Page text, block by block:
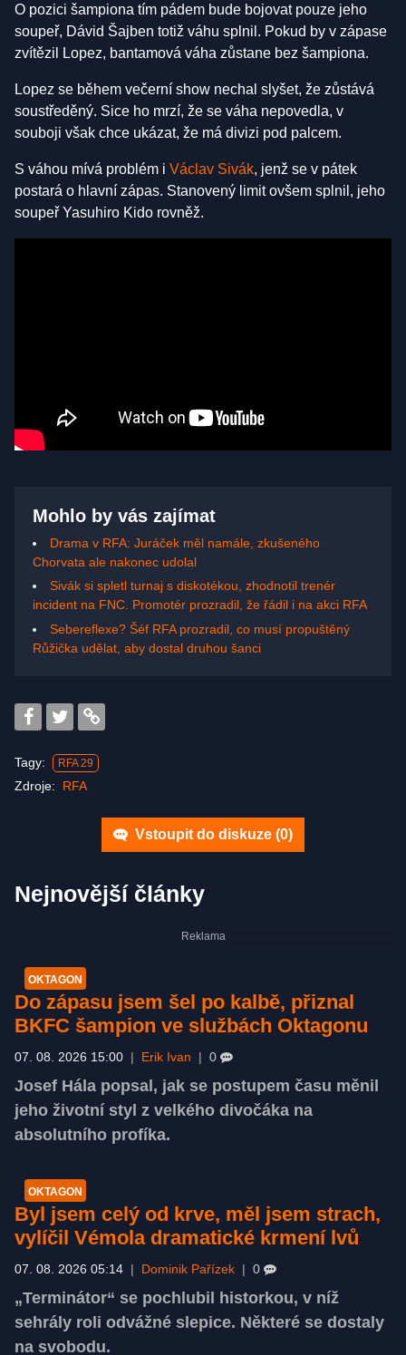
O pozici šampiona tím pádem bude bojovat pouze jeho
soupeř, Dávid Šajben totiž váhu splnil. Pokud by v zápase
zvítězil Lopez, bantamová váha zůstane bez šampiona.
Lopez se během večerní show nechal slyšet, že zůstává
soustředěný. Sice ho mrzí, že se váha nepovedla, v
souboji však chce ukázat, že má divizi pod palcem.
S váhou mívá problém i Václav Sivák, jenž se v pátek
postará o hlavní zápas. Stanovený limit ovšem splnil, jeho
soupeř Yasuhiro Kido rovněž.
Mohlo by vás zajímat
Drama v RFA: Juráček měl namále, zkušeného
Chorvata ale nakonec udolal
Sivák si spletl turnaj s diskotékou, zhodnotil trenér
incident na FNC. Promotér prozradil, že řádil i na akci RFA
Sebereflexe? Šéf RFA prozradil, co musí propuštěný
Růžička udělat, aby dostal druhou šanci
Tagy: RFA 29
Zdroje: RFA
Vstoupit do diskuze (0)
Nejnovější články
OKTAGON
Do zápasu jsem šel po kalbě, přiznal
BKFC šampion ve službách Oktagonu
07. 08. 2026 15:00 Erik Ivan 0
Josef Hála popsal, jak se postupem času měnil
jeho životní styl z velkého divočáka na
absolutního profíka.
OKTAGON
Byl jsem celý od krve, měl jsem strach,
vylíčil Vémola dramatické krmení lvů
07. 08. 2026 05:14 Dominik Pařízek 0
„Terminátor“ se pochlubil historkou, v níž
sehrály roli odvážné slepice. Některé se dostaly
na svobodu.